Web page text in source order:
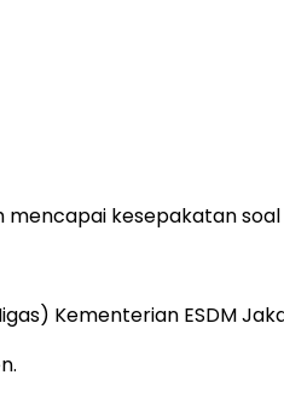
mencapai kesepakatan
Kementerian ESDM